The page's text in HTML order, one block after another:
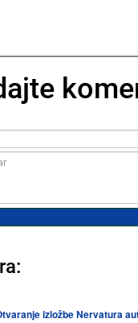
izložbe Nervatura